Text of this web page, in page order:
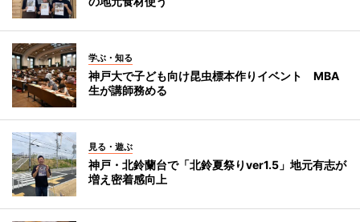
学ぶ・知る
神戸大で子ども向け昆虫標本作りイベント MBA
生が講師務める
見る・遊ぶ
神戸・北鈴蘭台で「北鈴夏祭りver1.5」地元有志が
増え密着感向上